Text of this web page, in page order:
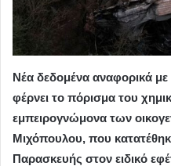
Νέα δεδομένα αναφορικά
φέρνει το πόρισμα του
εμπειρογνώμονα των
Μιχόπουλου, που
Παρασκευής στον ειδικό